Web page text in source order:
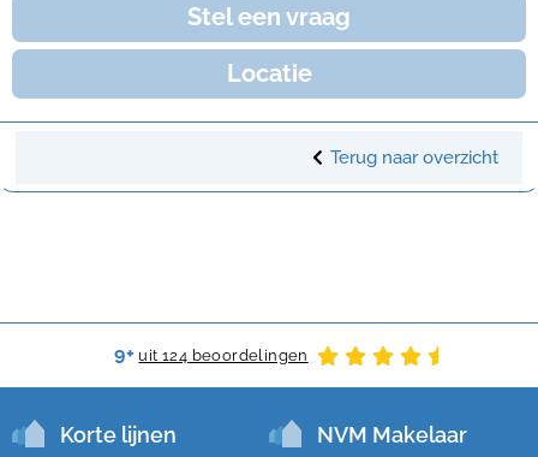
Stel een vraag
Locatie
Terug naar overzicht
9+ uit 124 beoordelingen
Korte lijnen
NVM Makelaar